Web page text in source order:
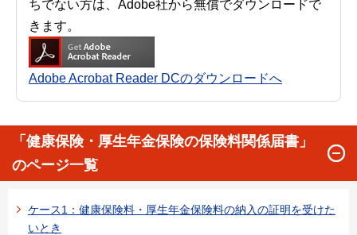
ちでない方は、Adobe社から無償でダウンロードで
きます。
Adobe Acrobat Reader DCのダウンロードへ
「健康保険・厚生年金保険の保険料関係届書」
のページ一覧
ケース1：健康保険料・厚生年金保険料の納入の証明を受けた
いとき